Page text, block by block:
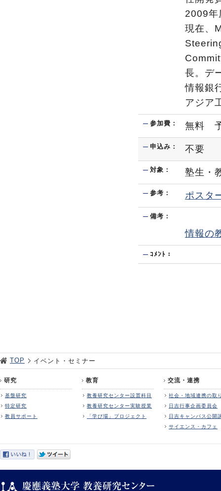
2009年
現在、
長。デ
情報銀
アジア
参加費： 無料
申込み： 不要
対象： 塾生・
参考： ポスタ
備考：
情報の
ｺﾒﾝﾄ：
TOP イベント・セミナー
研究
基盤研究
特定研究
教員サポート
教育
教養研究センター設置科目
教養研究センター実験授業
「学び場」プロジェクト
交流・連携
社会・地域連携の取
日吉行事企画委員会
日吉キャンパス公開
サイエンス・カフェ